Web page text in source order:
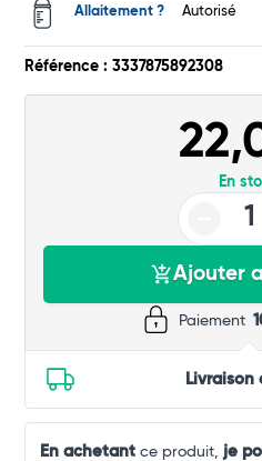
Allaitement ? Autorisé
Référence : 3337875892308
En
Ajouter
Paiement
Livraison
En achetantce produit, je